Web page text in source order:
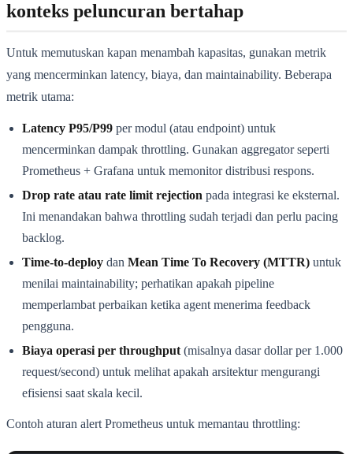
konteks peluncuran bertahap
Untuk memutuskan kapan menambah kapasitas, gunakan metrik
yang mencerminkan latency, biaya, dan maintainability. Beberapa
metrik utama:
Latency P95/P99 per modul (atau endpoint) untuk
mencerminkan dampak throttling. Gunakan aggregator seperti
Prometheus + Grafana untuk memonitor distribusi respons.
Drop rate atau rate limit rejection pada integrasi ke eksternal.
Ini menandakan bahwa throttling sudah terjadi dan perlu pacing
backlog.
Time-to-deploy dan Mean Time To Recovery (MTTR) untuk
menilai maintainability; perhatikan apakah pipeline
memperlambat perbaikan ketika agent menerima feedback
pengguna.
Biaya operasi per throughput (misalnya dasar dollar per 1.000
request/second) untuk melihat apakah arsitektur mengurangi
efisiensi saat skala kecil.
Contoh aturan alert Prometheus untuk memantau throttling: